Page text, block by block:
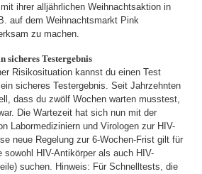
ihrer alljährlichen Weihnachtsaktion in
auf dem Weihnachtsmarkt Pink
zu machen.
sicheres Testergebnis
Risikosituation kannst du einen Test
sicheres Testergebnis. Seit Jahrzehnten
dass du zwölf Wochen warten musstest,
Die Wartezeit hat sich nun mit der
Labormediziniern und Virologen zur HIV-
neue Regelung zur 6-Wochen-Frist gilt für
sowohl HIV-Antikörper als auch HIV-
suchen. Hinweis: Für Schnelltests, die